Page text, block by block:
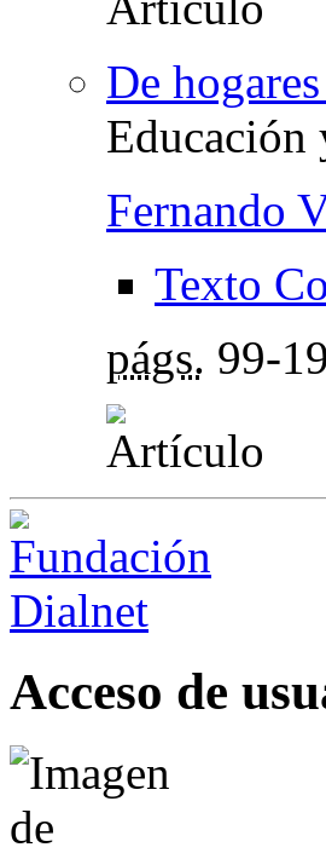
De
Educación
Fernando
Texto
págs. 99-
Acceso de